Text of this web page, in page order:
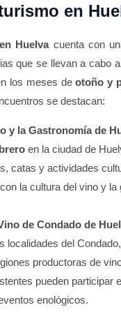
en
Huelvacuenta con
que se llevan a cabo
los meses deotoño y
se destacan:
y la Gastronomía de
en la ciudad de
catas y actividades
la cultura del vino y la
de Condado de
localidades del
productoras de
pueden participar
enológicos.